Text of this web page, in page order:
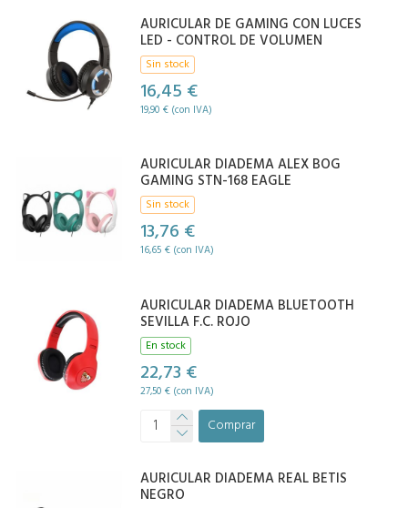
AURICULAR DE GAMING CON LUCES
LED - CONTROL DE VOLUMEN
Sin stock
16,45 €
19,90 € (con IVA)
AURICULAR DIADEMA ALEX BOG
GAMING STN-168 EAGLE
Sin stock
13,76 €
16,65 € (con IVA)
AURICULAR DIADEMA BLUETOOTH
SEVILLA F.C. ROJO
En stock
22,73 €
27,50 € (con IVA)
Comprar
AURICULAR DIADEMA REAL BETIS
NEGRO